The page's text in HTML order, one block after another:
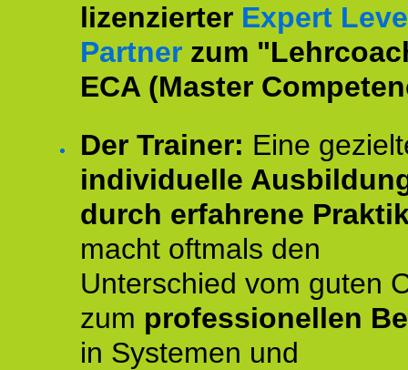
lizenzierter Expert
Partner zum
ECA (Master
Der Trainer: Eine
individuelle
durch erfahrene
macht oftmals den
Unterschied vom guten
zum professionellen
in Systemen und